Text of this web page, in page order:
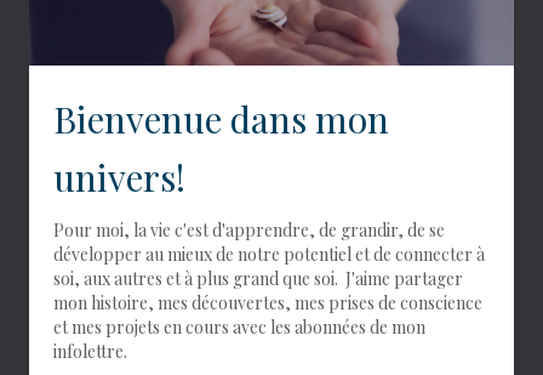
Bienvenue dans mon
univers!
Pour moi, la vie c'est d'apprendre, de grandir, de se
développer au mieux de notre potentiel et de connecter à
soi, aux autres et à plus grand que soi. J'aime partager
mon histoire, mes découvertes, mes prises de conscience
et mes projets en cours avec les abonnées de mon
infolettre.